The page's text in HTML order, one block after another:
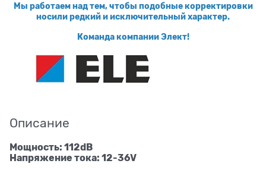
Мы работаем над тем, чтобы подобные корректировки
носили редкий и исключительный характер.
Команда компании Элект!
Описание
Мощность: 112dB
Напряжение тока: 12-36V